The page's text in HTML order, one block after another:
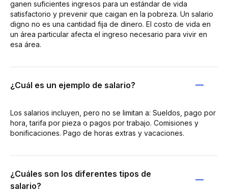
ganen suficientes ingresos para un estándar de vida
satisfactorio y prevenir que caigan en la pobreza. Un salario
digno no es una cantidad fija de dinero. El costo de vida en
un área particular afecta el ingreso necesario para vivir en
esa área.
¿Cuál es un ejemplo de salario?
Los salarios incluyen, pero no se limitan a: Sueldos, pago por
hora, tarifa por pieza o pagos por trabajo. Comisiones y
bonificaciones. Pago de horas extras y vacaciones.
¿Cuáles son los diferentes tipos de
salario?